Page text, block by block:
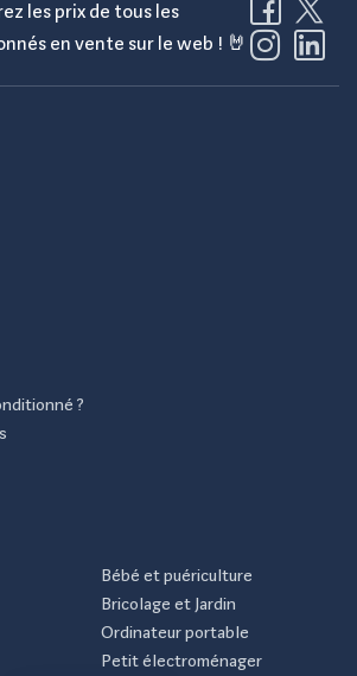
les prix de tous les
en vente sur le web ! 🤘
?
Bébé et puériculture
Bricolage et Jardin
Ordinateur portable
Petit électroménager